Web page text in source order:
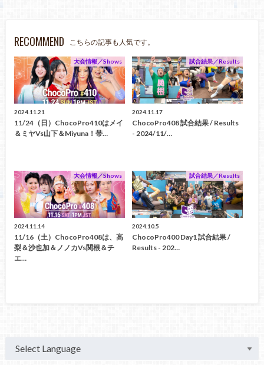
RECOMMEND こちらの記事も人気です。
大会情報／Shows
2024.11.21
11/24（日）ChocoPro410はメイ
＆ミヤvs山下＆Miyuna！帯…
試合結果／Results
2024.11.17
ChocoPro408 試合結果 / Results
- 2024/11/…
大会情報／Shows
2024.11.14
11/16（土）ChocoPro408は、高
梨＆沙也加＆ノノカvs関根＆チ
エ…
試合結果／Results
2024.10.5
ChocoPro400 Day1 試合結果 /
Results - 202…